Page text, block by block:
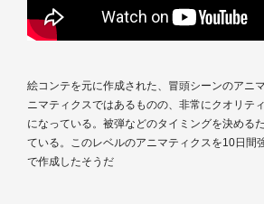
絵コンテを元に作成された、冒頭シーンのアニ
ニマティクスではあるものの、非常にクオリテ
になっている。被弾などのタイミングを決める
ている。このレベルのアニマティクスを10日間
で作成したそうだ